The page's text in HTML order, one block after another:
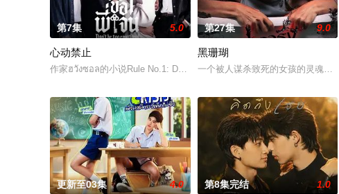
第7集 5.0
心动禁止
作家ฮวังซอล的小说Rule No.1: Don't Be Too Emotional อย่าขอพี่เจน影视化
第27集 9.0
黑珊瑚
一个被人谋杀致死的女孩的灵魂附
更新至03集 4.0 第8集完结 1.0